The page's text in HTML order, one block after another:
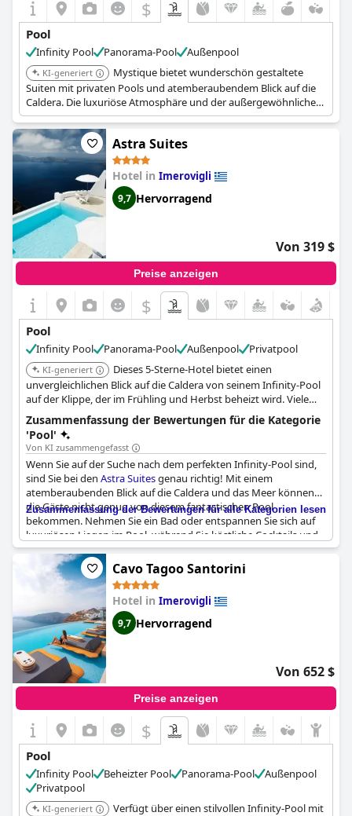
$
Pool
Infinity Pool Panorama-Pool Außenpool
KI-generiert
Mystique bietet wunderschön gestaltete
Suiten mit privaten Pools und atemberaubendem Blick auf die
Caldera. Die luxuriöse Atmosphäre und der außergewöhnliche
Service des Hotels machen es zu einer Top-Wahl für einen
entspannenden Urlaub.
Astra Suites
Hotel in Imerovigli
9,7 Hervorragend
Von 319 $
Preise anzeigen
$
Pool
Infinity Pool Panorama-Pool Außenpool Privatpool
KI-generiert
Dieses 5-Sterne-Hotel bietet einen
unvergleichlichen Blick auf die Caldera von seinem Infinity-Pool
auf der Klippe, der im Frühling und Herbst beheizt wird. Viele
Suiten bieten Whirlpools im Freien oder private Pools. Das Hotel
verfügt auch über ein fantastisches Restaurant, das moderne
Versionen traditioneller Rezepte anbietet.
Zusammenfassung der Bewertungen für die Kategorie
'Pool'
Von KI zusammengefasst
Wenn Sie auf der Suche nach dem perfekten Infinity-Pool sind,
sind Sie bei den Astra Suitesgenau richtig! Mit einem
atemberaubenden Blick auf die Caldera und das Meer können
die Gäste nicht genug von diesem fantastischen Pool
bekommen. Nehmen Sie ein Bad oder entspannen Sie sich auf
luxuriösen Liegen im Pool, während Sie köstliche Cocktails und
Snacks von der Poolbar genießen. Es ist der perfekte Ort, um
den Sonnenuntergang zu beobachten und die Aussicht zu
genießen. Sogar Frühstück und Abendessen werden am Pool
serviert, was das 5-Sterne-Erlebnis noch verstärkt. Einige Gäste
bemängeln zwar, dass der Pool etwas klein oder kalt ist, aber die
fantastische Aussicht und der freundliche Barkeeper machen
das mehr als wett. Sie werden sich hier wie im Paradies fühlen!
Zusammenfassung der Bewertungen für alle Kategorien lesen
Cavo Tagoo Santorini
Hotel in Imerovigli
9,7 Hervorragend
Von 652 $
Preise anzeigen
$
Pool
Infinity Pool Beheizter Pool Panorama-Pool
Außenpool
Privatpool
KI-generiert
Verfügt über einen stilvollen Infinity-Pool mit